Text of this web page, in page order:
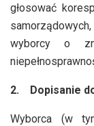
głosować
wyborcy o
2. Dopisanie
Wyborca (w